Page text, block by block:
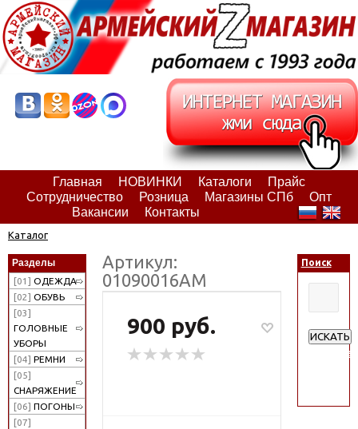
Главная НОВИНКИ Каталоги
Прайс
Сотрудничество
Розница Магазины СПб
Опт
Вакансии
Контакты
Каталог
Разделы
[01] ОДЕЖДА
[02] ОБУВЬ
[03]
ГОЛОВНЫЕ
УБОРЫ
[04] РЕМНИ
[05]
СНАРЯЖЕНИЕ
[06] ПОГОНЫ
[07]
Артикул:
01090016АМ
900 руб.
Поиск
ИСКАТЬ